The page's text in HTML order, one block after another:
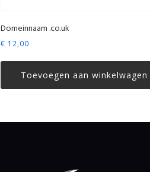
Domeinnaam .co.uk
€ 12,00
Toevoegen aan winkelwagen